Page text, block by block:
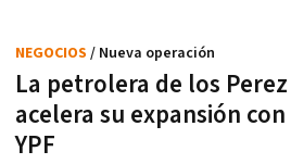
La petrolera de los
acelera su expansión
YPF
NEGOCIOS / Nueva operación